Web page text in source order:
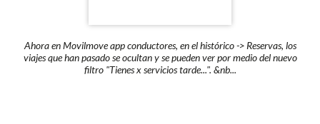
Ahora en Movilmove app conductores, en el histórico -> Reservas, los
viajes que han pasado se ocultan y se pueden ver por medio del nuevo
filtro "Tienes x servicios tarde...". &nb...